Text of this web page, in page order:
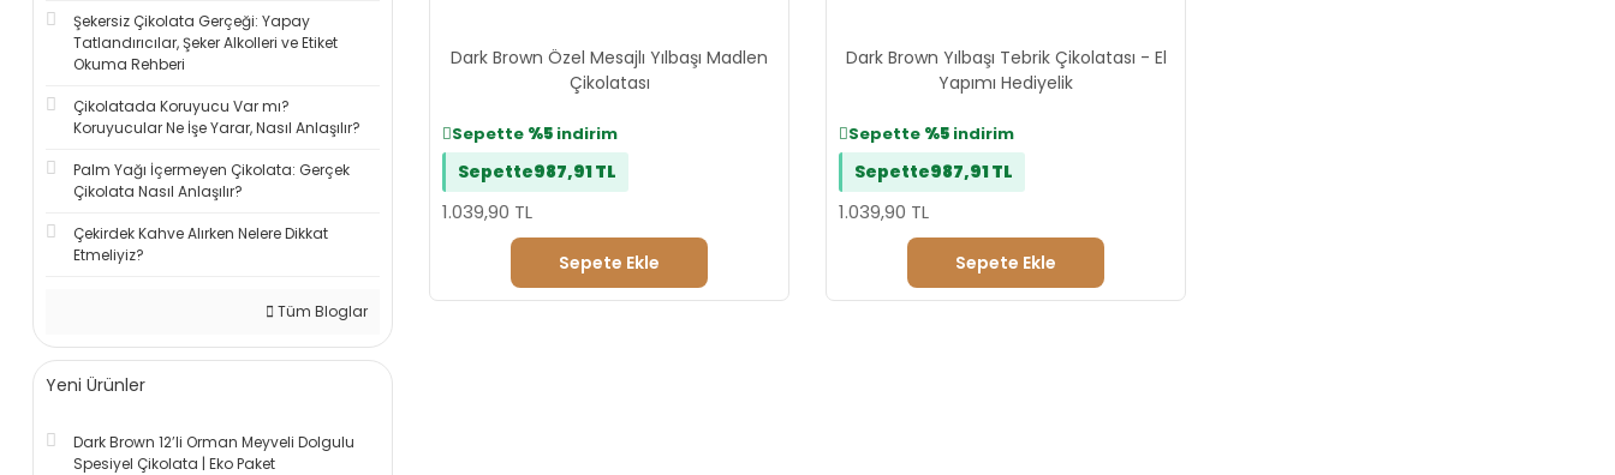
Şekersiz Çikolata Gerçeği: Yapay
Tatlandırıcılar, Şeker Alkolleri ve Etiket
Okuma Rehberi
Çikolatada Koruyucu Var mı?
Koruyucular Ne İşe Yarar, Nasıl Anlaşılır?
Palm Yağı İçermeyen Çikolata: Gerçek
Çikolata Nasıl Anlaşılır?
Çekirdek Kahve Alırken Nelere Dikkat
Etmeliyiz?
Tüm Bloglar
Yeni Ürünler
Dark Brown 12’li Orman Meyveli Dolgulu
Spesiyel Çikolata | Eko Paket
Dark Brown Özel Mesajlı Yılbaşı Madlen
Çikolatası
Sepette %5 indirim
Sepette987,91 TL
1.039,90 TL
Sepete Ekle
Dark Brown Yılbaşı Tebrik Çikolatası - El
Yapımı Hediyelik
Sepette %5 indirim
Sepette987,91 TL
1.039,90 TL
Sepete Ekle